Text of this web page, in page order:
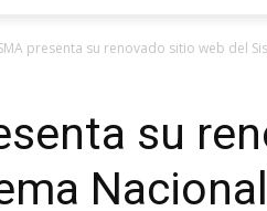
presenta su renovado sitio web del
su